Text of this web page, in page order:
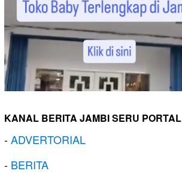
KANAL BERITA JAMBI SERU PORTAL
-ADVERTORIAL
- BERITA